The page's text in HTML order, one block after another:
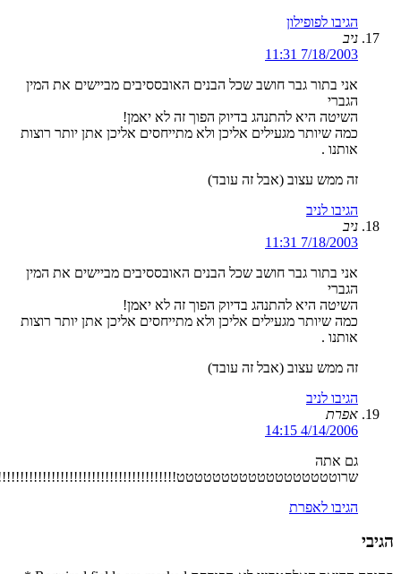
הגיבו לפופילון
ניב
7/18/2003 11:31
אני בתור גבר חושב שכל הבנים האובססיבים מביישים את המין
הגברי
השיטה היא להתנהג בדיוק הפוך זה לא יאמן!
כמה שיותר מגעילים אליכן ולא מתייחסים אליכן אתן יותר רוצות
אותנו .
זה ממש עצוב (אבל זה עובד)
הגיבו לניב
ניב
7/18/2003 11:31
אני בתור גבר חושב שכל הבנים האובססיבים מביישים את המין
הגברי
השיטה היא להתנהג בדיוק הפוך זה לא יאמן!
כמה שיותר מגעילים אליכן ולא מתייחסים אליכן אתן יותר רוצות
אותנו .
זה ממש עצוב (אבל זה עובד)
הגיבו לניב
אפרת
4/14/2006 14:15
גם אתה
הגיבו לאפרת
הגיבי